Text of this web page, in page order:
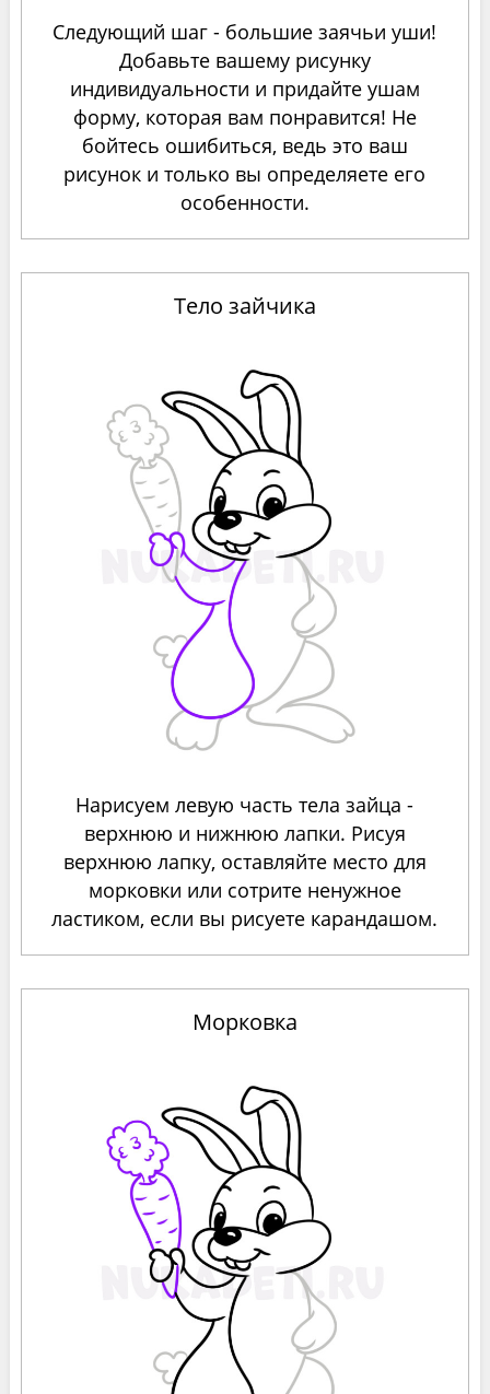
Следующий шаг - большие заячьи уши!
Добавьте вашему рисунку
индивидуальности и придайте ушам
форму, которая вам понравится! Не
бойтесь ошибиться, ведь это ваш
рисунок и только вы определяете его
особенности.
Тело зайчика
Нарисуем левую часть тела зайца -
верхнюю и нижнюю лапки. Рисуя
верхнюю лапку, оставляйте место для
морковки или сотрите ненужное
ластиком, если вы рисуете карандашом.
Морковка